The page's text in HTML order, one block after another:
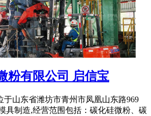
粉有限公司 启信宝
于山东省潍坊市青州市凤凰山东路969
具制造,经营范围包括：碳化硅微粉、碳